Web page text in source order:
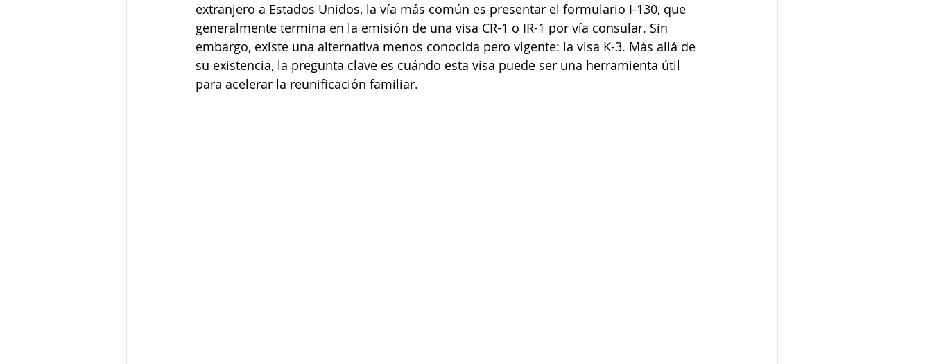
extranjero a Estados Unidos, la vía más común es presentar el formulario I-130, que
generalmente termina en la emisión de una visa CR-1 o IR-1 por vía consular. Sin
embargo, existe una alternativa menos conocida pero vigente: la visa K-3. Más allá de
su existencia, la pregunta clave es cuándo esta visa puede ser una herramienta útil
para acelerar la reunificación familiar.